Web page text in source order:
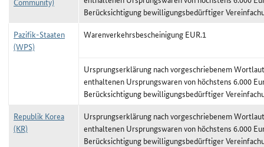
Berücksichtigung bewilligungsbedürftiger
Pazifik-Staaten
(WPS)
Warenverkehrsbescheinigung EUR.1
Ursprungserklärung nach vorgeschriebenem
enthaltenen Ursprungswaren von höchstens 6.000
Berücksichtigung bewilligungsbedürftiger
Republik Korea
(KR)
Ursprungserklärung nach vorgeschriebenem
enthaltenen Ursprungswaren von höchstens 6.000
Berücksichtigung bewilligungsbedürftiger